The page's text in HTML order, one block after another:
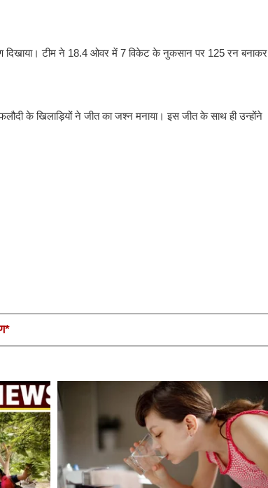
दिखाया। टीम ने 18.4 ओवर में 7 विकेट के नुकसान पर 125 रन बनाकर
के खिलाड़ियों ने जीत का जश्न मनाया। इस जीत के साथ ही उन्होंने